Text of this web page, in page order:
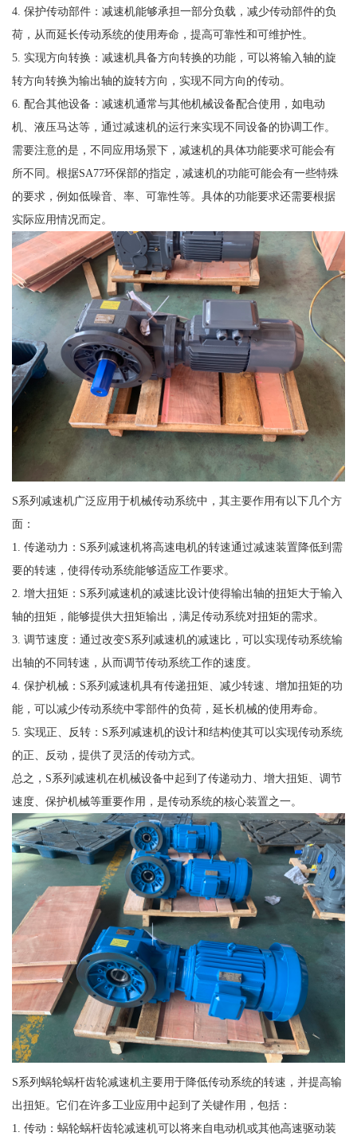
4. 保护传动部件：减速机能够承担一部分负载，减少传动部件的负
荷，从而延长传动系统的使用寿命，提高可靠性和可维护性。
5. 实现方向转换：减速机具备方向转换的功能，可以将输入轴的旋
转方向转换为输出轴的旋转方向，实现不同方向的传动。
6. 配合其他设备：减速机通常与其他机械设备配合使用，如电动
机、液压马达等，通过减速机的运行来实现不同设备的协调工作。
需要注意的是，不同应用场景下，减速机的具体功能要求可能会有
所不同。根据SA77环保部的指定，减速机的功能可能会有一些特殊
的要求，例如低噪音、率、可靠性等。具体的功能要求还需要根据
实际应用情况而定。
S系列减速机广泛应用于机械传动系统中，其主要作用有以下几个方
面：
1. 传递动力：S系列减速机将高速电机的转速通过减速装置降低到需
要的转速，使得传动系统能够适应工作要求。
2. 增大扭矩：S系列减速机的减速比设计使得输出轴的扭矩大于输入
轴的扭矩，能够提供大扭矩输出，满足传动系统对扭矩的需求。
3. 调节速度：通过改变S系列减速机的减速比，可以实现传动系统输
出轴的不同转速，从而调节传动系统工作的速度。
4. 保护机械：S系列减速机具有传递扭矩、减少转速、增加扭矩的功
能，可以减少传动系统中零部件的负荷，延长机械的使用寿命。
5. 实现正、反转：S系列减速机的设计和结构使其可以实现传动系统
的正、反动，提供了灵活的传动方式。
总之，S系列减速机在机械设备中起到了传递动力、增大扭矩、调节
速度、保护机械等重要作用，是传动系统的核心装置之一。
S系列蜗轮蜗杆齿轮减速机主要用于降低传动系统的转速，并提高输
出扭矩。它们在许多工业应用中起到了关键作用，包括：
1. 传动：蜗轮蜗杆齿轮减速机可以将来自电动机或其他高速驱动装